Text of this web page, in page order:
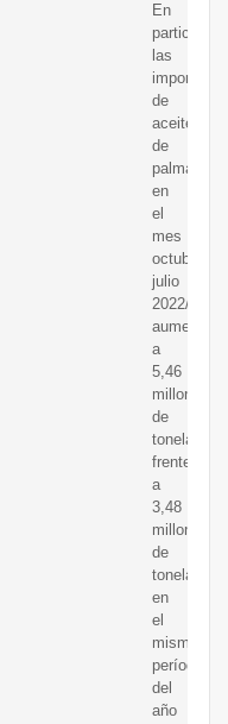
En
particular,
las
de
aceite
de
palma
en
el
mes
octubre-
julio
2022/23
a
5,46
millones
de
toneladas
frente
a
3,48
millones
de
toneladas
en
el
mismo
período
del
año